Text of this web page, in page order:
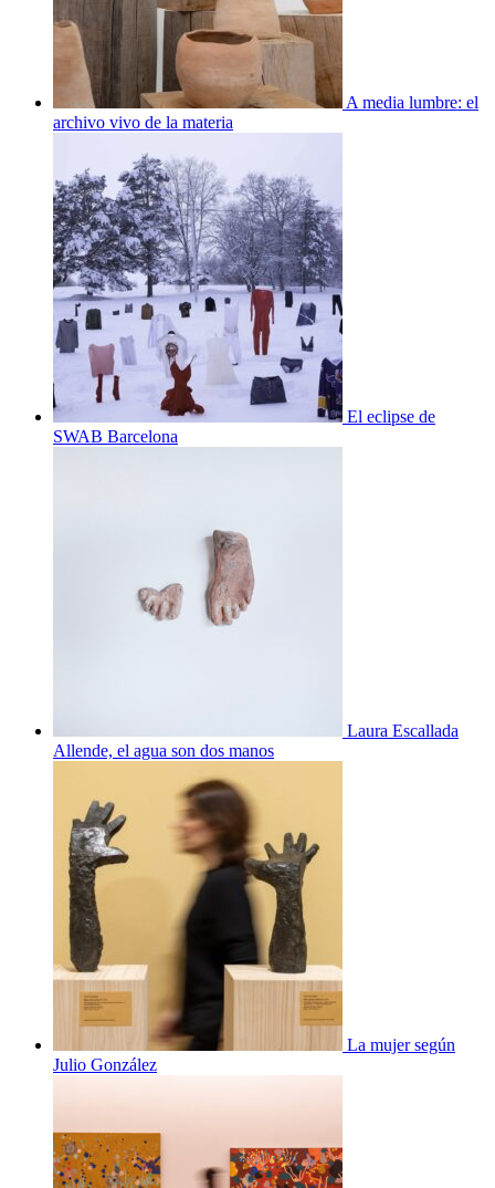
A media lumbre: el
archivo vivo de la materia
El eclipse de
SWAB Barcelona
Laura Escallada
Allende, el agua son dos manos
La mujer según
Julio González